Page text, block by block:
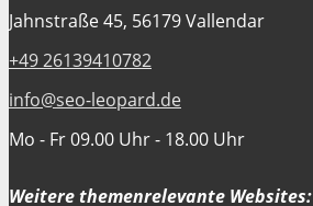
Jahnstraße 45, 56179 Vallendar
+49 26139410782
info@seo-leopard.de
Mo - Fr 09.00 Uhr - 18.00 Uhr
Weitere themenrelevante Websites: